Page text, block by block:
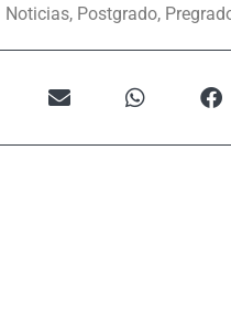
Noticias, Postgrado,